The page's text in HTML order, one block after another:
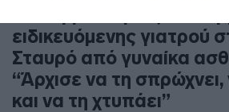
ειδικευόμενης γιατρού
Σταυρό από γυναίκα
“Άρχισε να τη σπρώχνει,
και να τη χτυπάει”